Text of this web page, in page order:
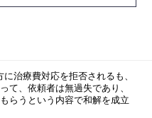
に治療費対応を拒否されるも、
て、依頼者は無過失であり、
らうという内容で和解を成立